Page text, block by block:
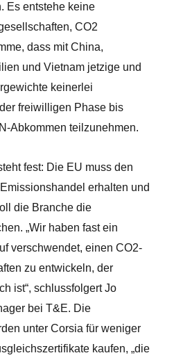
Es entstehe keine
CO2
dass mit China,
und Vietnam jetzige und
keinerlei
freiwilligen Phase bis
Abkommen teilzunehmen.
fest: Die EU muss den
erhalten und
die Branche die
„Wir haben fast ein
verschwendet, einen CO2-
zu entwickeln, der
ist“, schlussfolgert Jo
bei T&E. Die
unter Corsia für weniger
kaufen, „die